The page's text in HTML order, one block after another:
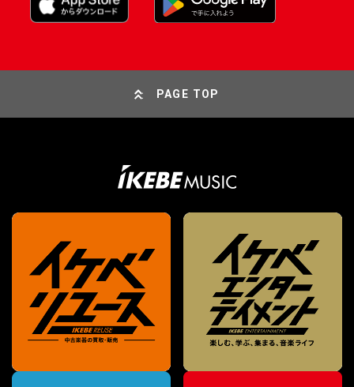
PAGE TOP